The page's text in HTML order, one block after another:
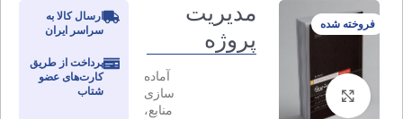
فروخته شده
برای بزرگنمایی کلیک کنید
مدیریت
پروژه
آماده
سازی
منابع،
ارسال کالا به
سراسر ایران
پرداخت از طریق
کارت‌های عضو
شتاب